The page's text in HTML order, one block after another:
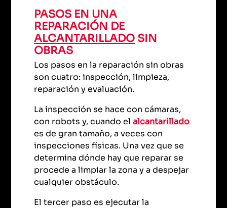
PASOS EN UNA
REPARACIÓN DE
ALCANTARILLADO SIN
OBRAS
Los pasos en la reparación sin obras
son cuatro: inspección, limpieza,
reparación y evaluación.
La inspección se hace con cámaras,
con robots y, cuando elalcantarillado
es de gran tamaño, a veces con
inspecciones físicas. Una vez que se
determina dónde hay que reparar se
procede a limpiar la zona y a despejar
cualquier obstáculo.
El tercer paso es ejecutar la